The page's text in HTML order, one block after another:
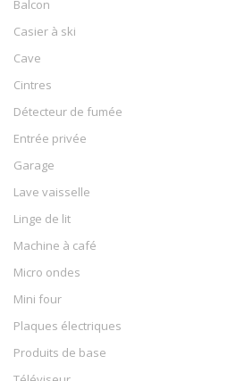
Balcon
Casier à ski
Cave
Cintres
Détecteur de fumée
Entrée privée
Garage
Lave vaisselle
Linge de lit
Machine à café
Micro ondes
Mini four
Plaques électriques
Produits de base